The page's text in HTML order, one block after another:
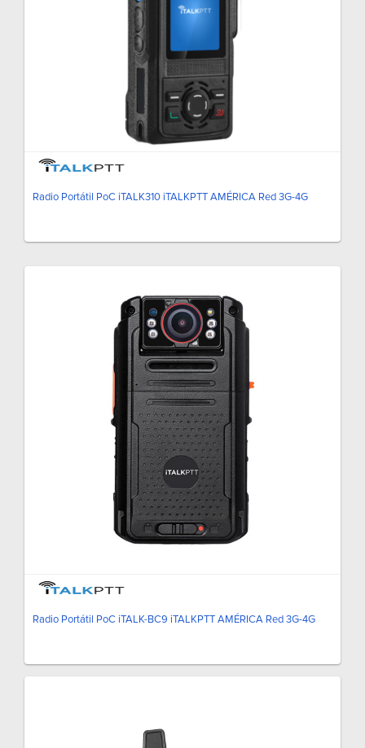
Radio Portátil PoC iTALK310 iTALKPTT AMÉRICA Red 3G-4G
Radio Portátil PoC iTALK-BC9 iTALKPTT AMÉRICA Red 3G-4G